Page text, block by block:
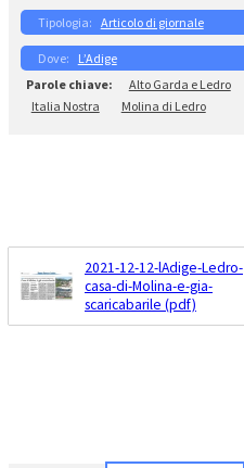
Articolo di giornale
L’Adige
Alto Garda e Ledro
Italia Nostra
Molina di Ledro
2021-12-12-lAdige-Ledro-
casa-di-Molina-e-gia-
scaricabarile (pdf)